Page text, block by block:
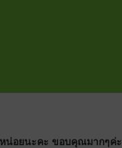
น่อยนะคะ ขอบคุณมากๆค่ะ